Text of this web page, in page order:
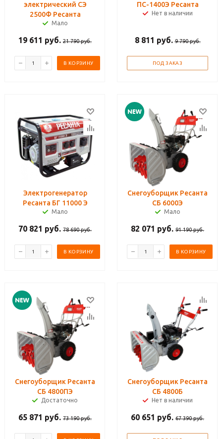
электрический СЭ
2500Ф Ресанта
Мало
19 611 руб. 21 790руб.
В КОРЗИНУ
ПС-1400Э Ресанта
Нет в наличии
8 811 руб. 9 790руб.
ПОД ЗАКАЗ
Электрогенератор
Ресанта БГ 11000 Э
Мало
70 821 руб. 78 690руб.
В КОРЗИНУ
Снегоуборщик Ресанта
СБ 6000Э
Мало
82 071 руб. 91 190руб.
В КОРЗИНУ
Снегоуборщик Ресанта
СБ 4800ПЭ
Достаточно
65 871 руб. 73 190руб.
Снегоуборщик Ресанта
СБ 4800Б
Нет в наличии
60 651 руб. 67 390руб.